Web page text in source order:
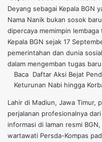
Deyang sebagai Kepala BGN
Nama Nanik bukan sosok
dipercaya memimpin
Kepala BGN sejak 17
pemerintahan dan dunia
dalam mengemban tugas
Baca Daftar Aksi Bejat
Keturunan Nabi hingga
Lahir di Madiun, Jawa Timur,
perjalanan profesionalnya
informasi di laman resmi
wartawati Persda-Kompas